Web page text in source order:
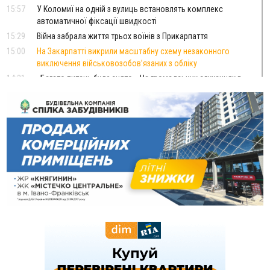
15:57
У Коломиї на одній з вулиць встановлять комплекс
автоматичної фіксації швидкості
15:29
Війна забрала життя трьох воїнів з Прикарпаття
15:00
На Закарпатті викрили масштабну схему незаконного
виключення військовозобов’язаних з обліку
14:31
«Багато питань буде знято». На громадських слуханнях в
Яремче обговорили, як вирішити питання джипінгу в
Карпатах
13:54
5 «тихих» хвороб, які виявляє профілактичне обстеження
13:30
ФОТО На Надрічній тривають останні приготування до
нового руху
12:57
У Франківську зафіксували найбільшу спеку за всю історію
спостережень
12:24
Лікування наркоманії Київ: чому важливо розпочати
терапію якомога раніше
тисяч гривень у валюті, засудили до 5 років
Податкова передасть в Міноборони для "Оберегу" дані про
чоловіків 18–60 років